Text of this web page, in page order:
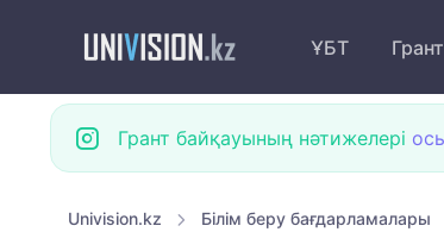
ҰБТ
Грант байқауының нәтижелері
Univision.kz Білім беру бағдарламалары